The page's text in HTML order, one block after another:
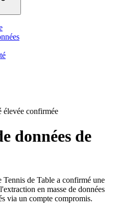
élevée confirmée
données de
Tennis de Table a confirmé une
en masse de données
via un compte compromis.